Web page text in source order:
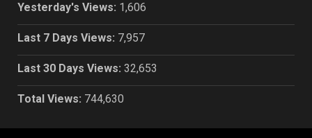
Yesterday's Views: 1,606
Last 7 Days Views: 7,957
Last 30 Days Views: 32,653
Total Views: 744,630